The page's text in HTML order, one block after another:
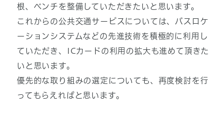
根、ベンチを整備していただきたいと思います。
これからの公共交通サービスについては、バスロケ
ーションシステムなどの先進技術を積極的に利用し
ていただき、ICカードの利用の拡大も進めて頂きた
いと思います。
優先的な取り組みの選定についても、再度検討を行
ってもらえればと思います。